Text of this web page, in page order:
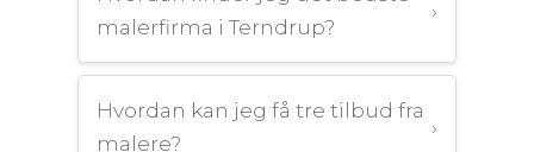
malerfirma i Terndrup?
›
Hvordan kan jeg få tre tilbud fra
malere?
›